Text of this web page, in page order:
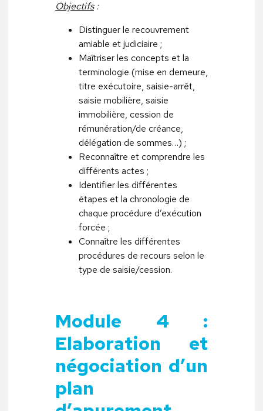
Objectifs:
Distinguer le recouvrement
amiable et judiciaire ;
Maîtriser les concepts et la
terminologie (mise en demeure,
titre exécutoire, saisie-arrêt,
saisie mobilière, saisie
immobilière, cession de
rémunération/de créance,
délégation de sommes…) ;
Reconnaître et comprendre les
différents actes ;
Identifier les différentes
étapes et la chronologie de
chaque procédure d’exécution
forcée ;
Connaître les différentes
procédures de recours selon le
type de saisie/cession.
Module 4 :
Elaboration et
négociation d’un
plan